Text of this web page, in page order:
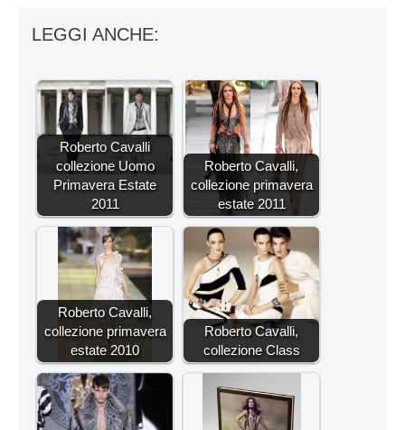
LEGGI ANCHE:
Roberto Cavalli
collezione Uomo
Primavera Estate
2011
Roberto Cavalli,
collezione primavera
estate 2011
Roberto Cavalli,
collezione primavera
estate 2010
Roberto Cavalli,
collezione Class